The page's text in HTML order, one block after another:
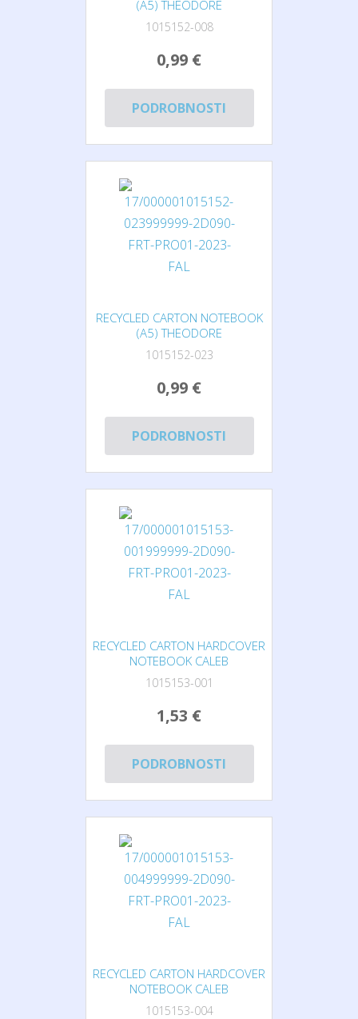
(A5) THEODORE
1015152-008
0,99 €
PODROBNOSTI
RECYCLED CARTON NOTEBOOK
(A5) THEODORE
1015152-023
0,99 €
PODROBNOSTI
RECYCLED CARTON HARDCOVER
NOTEBOOK CALEB
1015153-001
1,53 €
PODROBNOSTI
RECYCLED CARTON HARDCOVER
NOTEBOOK CALEB
1015153-004